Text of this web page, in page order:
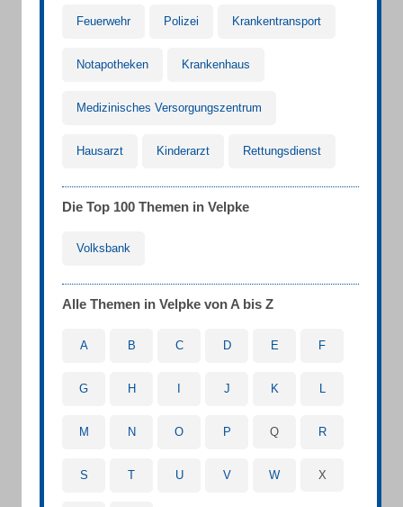
Feuerwehr Polizei Krankentransport
Notapotheken Krankenhaus
Medizinisches Versorgungszentrum
Hausarzt Kinderarzt Rettungsdienst
Die Top 100 Themen in Velpke
Volksbank
Alle Themen in Velpke von A bis Z
A B C D E F
G H J K L
M N O P Q R
S T U V W X